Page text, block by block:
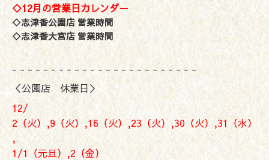
◇12月の営業日カレンダー
◇志津香公園店 営業時間
◇志津香大宮店 営業時間
- - - - - - - - - - - - - - - - - - - - - - - -
＜公園店 休業日＞
12/
2（火）,9（火）,16（火）,23（火）,30（火）,31（水）
,
1/1（元旦）,2（金）